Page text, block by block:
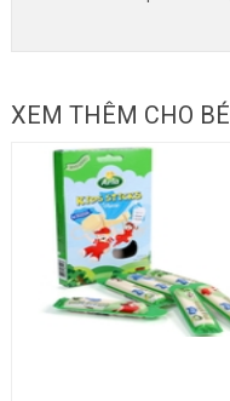
XEM THÊM CHO BÉ